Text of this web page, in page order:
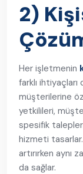
2)
Her işletmenin
farklı
müşterilerine
yetkilileri,
spesifik
hizmeti
artırırken aynı
da sağlar.